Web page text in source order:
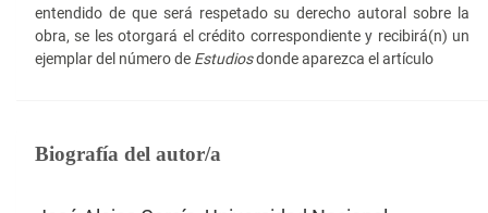
entendido de que será respetado su derecho autoral sobre la
obra, se les otorgará el crédito correspondiente y recibirá(n) un
ejemplar del número de Estudiosdonde aparezca el artículo
Biografía del autor/a